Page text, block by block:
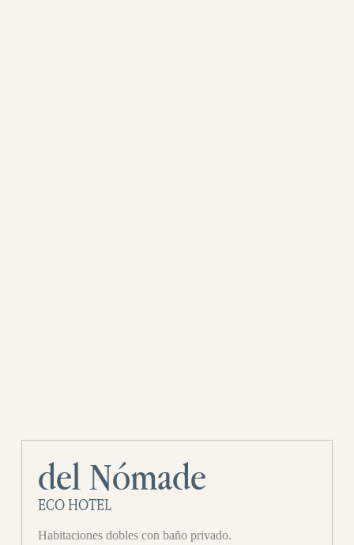
del Nómade
ECO HOTEL
Habitaciones dobles con baño privado.